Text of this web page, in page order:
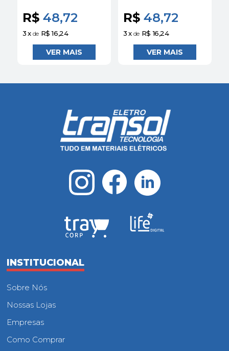
Siemens
R$ 48,72
3x de R$ 16,24
Siemens
R$ 48,72
3x de R$ 16,24
INSTITUCIONAL
Sobre Nós
Nossas Lojas
Empresas
Como Comprar